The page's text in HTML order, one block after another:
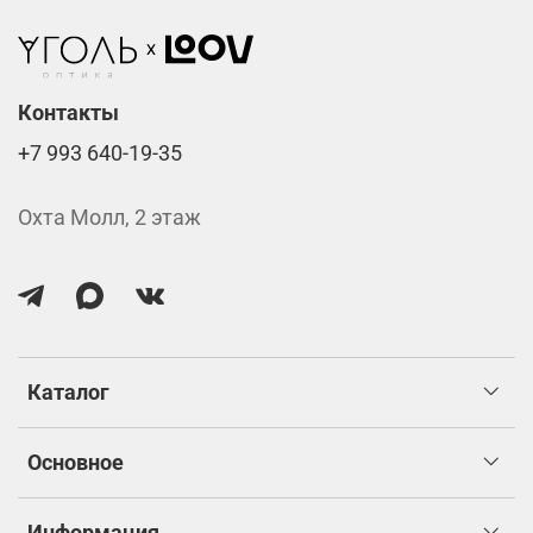
Стоимость указана за две линзы вместе с
изготовлением.
Каталог
Основное
Контакты
+7 993 640-19-35
Охта Молл, 2 этаж